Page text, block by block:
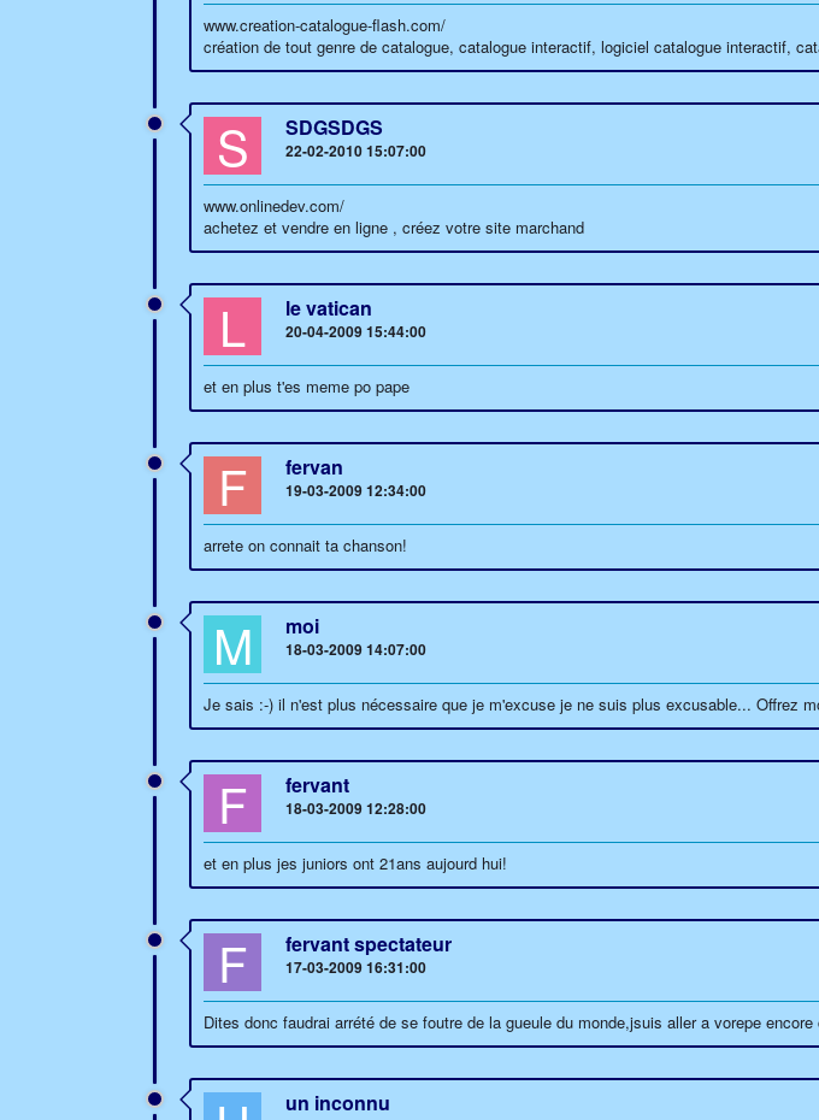
www.creation-catalogue-flash.com/
création de tout genre de catalogue, catalogue interactif, logiciel catalogue interactif,
S SDGSDGS
22-02-2010 15:07:00
www.onlinedev.com/
achetez et vendre en ligne , créez votre site marchand
L le vatican
20-04-2009 15:44:00
et en plus t'es meme po pape
F fervan
19-03-2009 12:34:00
arrete on connait ta chanson!
M moi
18-03-2009 14:07:00
Je sais :-) il n'est plus nécessaire que je m'excuse je ne suis plus excusable... Offrez
F fervant
18-03-2009 12:28:00
et en plus jes juniors ont 21ans aujourd hui!
F fervant spectateur
17-03-2009 16:31:00
Dites donc faudrai arrété de se foutre de la gueule du monde,jsuis aller a vorepe
un inconnu